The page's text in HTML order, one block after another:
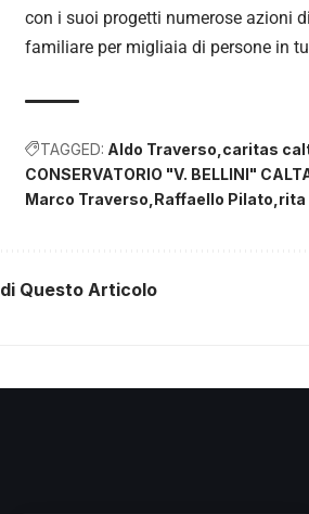
con i suoi progetti numerose azioni
familiare per migliaia di persone in
TAGGED: Aldo Traverso caritas
CONSERVATORIO "V. BELLINI"
Marco Traverso Raffaello Pilato rita
Questo Articolo